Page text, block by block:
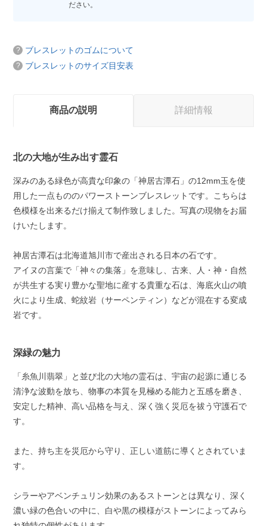
ださい。
ブレスレットのゴムについて
ブレスレットのサイズ目安表
商品の説明 詳細情報
北の大地が生み出す霊石
深みのある緑色が高貴な印象の「神居古潭石」の12mm玉を使
用した一点もののパワーストーンブレスレットです。こちらは
色模様を出来るだけ揃えて制作致しました。写真の現物をお届
けいたします。
神居古潭石は北海道旭川市で産出される日本の石です。
アイヌの言葉で「神々の集落」を意味し、古来、人・神・自然
が共生する実り豊かな聖地に産する貴重な石は、海底火山の噴
火により生成、蛇紋岩（サーペンティン）などが混在する変成
岩です。
深緑の魅力
「糸魚川翡翠」と並び北の大地の霊石は、宇宙の起源に通じる
清浄な波動を放ち、物事の本質を見極める能力と五感を磨き、
安定した精神、高い品格を与え、深く強く災厄を祓う守護石で
す。
また、持ち主を災厄から守り、正しい道筋に導くとされていま
す。
シラーやアベンチュリン効果のあるストーンとは異なり、深く
濃い緑の色合いの中に、白や黒の模様がストーンによってみら